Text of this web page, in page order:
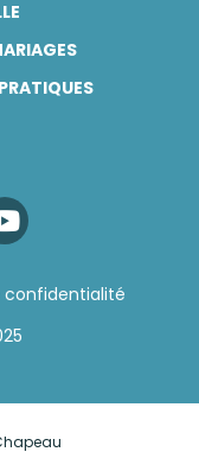
Youtube
confidentialité